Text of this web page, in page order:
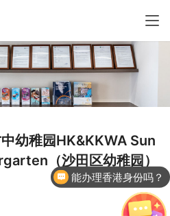
幼稚园HK&KKWA Sun
（沙田区幼稚园）
能办理香港身份吗？